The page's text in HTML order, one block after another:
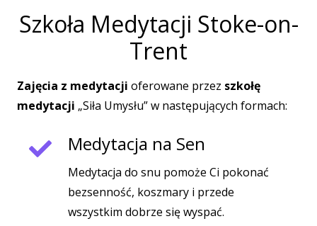
Szkoła Medytacji Stoke-on-
Trent
Zajęcia z medytacji oferowane przez szkołę
medytacji „Siła Umysłu” w następujących formach:
Medytacja na Sen
Medytacja do snu pomoże Ci pokonać
bezsenność, koszmary i przede
wszystkim dobrze się wyspać.